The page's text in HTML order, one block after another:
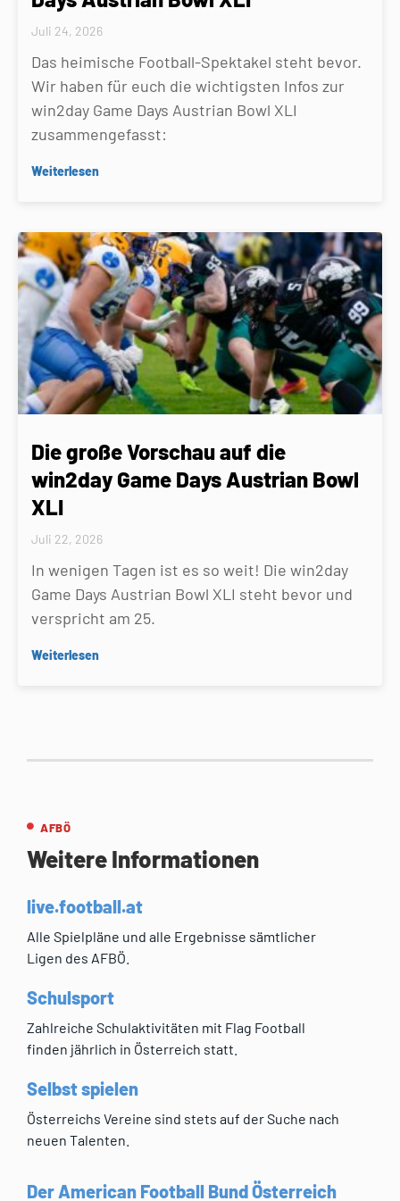
Juli 24, 2026
Das heimische Football-Spektakel steht bevor.
Wir haben für euch die wichtigsten Infos zur
win2day Game Days Austrian Bowl XLI
zusammengefasst:
Weiterlesen
Die große Vorschau auf die
win2day Game Days Austrian Bowl
XLI
Juli 22, 2026
In wenigen Tagen ist es so weit! Die win2day
Game Days Austrian Bowl XLI steht bevor und
verspricht am 25.
Weiterlesen
AFBÖ
Weitere Informationen
live.football.at
Alle Spielpläne und alle Ergebnisse sämtlicher
Ligen des AFBÖ.
Schulsport
Zahlreiche Schulaktivitäten mit Flag Football
finden jährlich in Österreich statt.
Selbst spielen
Österreichs Vereine sind stets auf der Suche nach
neuen Talenten.
Der American Football Bund Österreich